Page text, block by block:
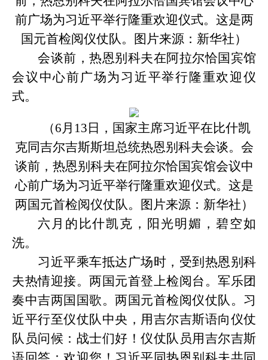
前广场为习近平举行隆重欢迎仪式。这是两
国元首检阅仪仗队。
图片来源： 新华社）
会谈前，热恩别科夫在阿拉尔恰国宾馆
会议中心前广场为习近平举行隆重欢迎仪
式。
（6月13日，国家主席习近平在比什凯
克同吉尔吉斯斯坦总统热恩别科夫会谈。会
谈前，热恩别科夫在阿拉尔恰国宾馆会议中
心前广场为习近平举行隆重欢迎仪式。这是
两国元首检阅仪仗队。
图片来源： 新华社）
六月的比什凯克，阳光明媚，碧空如
洗。
习近平乘车抵达广场时，受到热恩别科
夫热情迎接。两国元首登上检阅台。军乐团
奏中吉两国国歌。两国元首检阅仪仗队。习
近平行至仪仗队中央，用吉尔吉斯语向仪仗
队员问候：战士们好！仪仗队员用吉尔吉斯